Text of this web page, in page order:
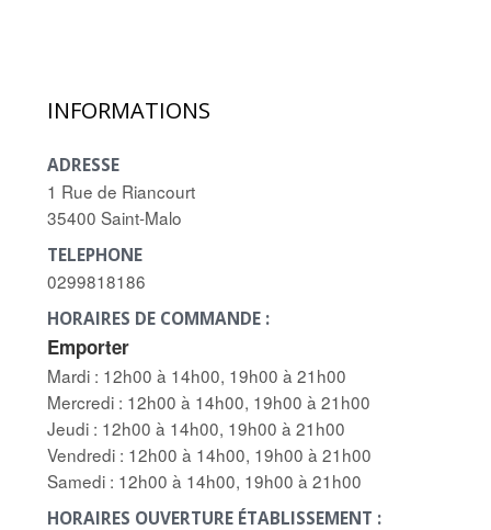
INFORMATIONS
ADRESSE
1 Rue de Riancourt
35400 Saint-Malo
TELEPHONE
0299818186
HORAIRES DE COMMANDE :
Emporter
Mardi : 12h00 à 14h00, 19h00 à 21h00
Mercredi : 12h00 à 14h00, 19h00 à 21h00
Jeudi : 12h00 à 14h00, 19h00 à 21h00
Vendredi : 12h00 à 14h00, 19h00 à 21h00
Samedi : 12h00 à 14h00, 19h00 à 21h00
HORAIRES OUVERTURE ÉTABLISSEMENT :